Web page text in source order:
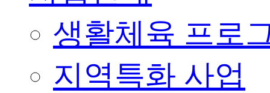
생활체육 프로
지역특화 사업